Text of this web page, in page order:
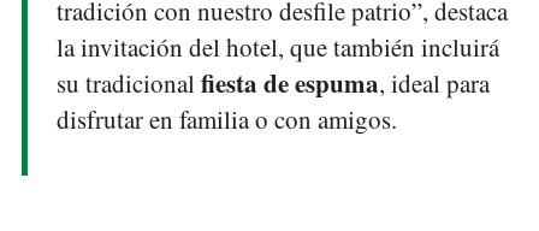
tradición con nuestro desfile patrio”, destaca
la invitación del hotel, que también incluirá
su tradicionalfiesta de espuma, ideal para
disfrutar en familia o con amigos.